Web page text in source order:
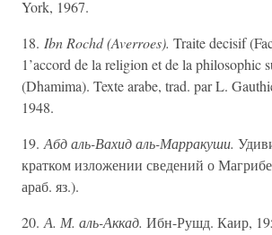
York, 1967.
18. Ibn Rochd (Averroes). Traite decisif
1’accord de la religion et de la philosophic
(Dhamima). Texte arabe, trad. par L.
1948.
19. Абд аль-Вахид аль-Марракуши.
кратком изложении сведений о
араб. яз.).
20. А. М. аль-Аккад. Ибн-Рушд. Каир,